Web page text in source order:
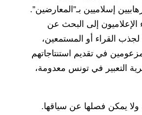
إسلاميين بـ”المعارضين”.
إلى البحث عن
القراء أو المستمعين،
في تقديم استنتاجاتهم
التعبير في تونس معدومة،
يمكن فصلها عن سياقها.